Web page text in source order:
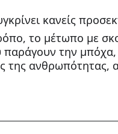
κανείς
το μέτωπο με
την μπόχα,
της ανθρωπότητας,